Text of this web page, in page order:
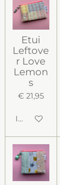
Etui
Leftove
r Love
Lemon
s
€ 21,95
In